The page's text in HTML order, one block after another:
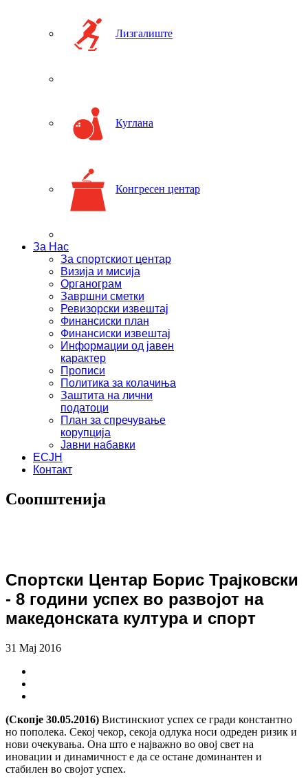
Лизгалиште
Куглана
Конгресен центар
За Нас
За спортскиот центар
Визија и мисија
Органограм
Завршни сметки
Ревизорски извештај
Финансиски план
Финансиски извештај
Информации од јавен
карактер
Прописи
Политика за колачиња
Заштита на лични
податоци
План за спречување
корупција
Јавни набавки
ЕСЈН
Контакт
Соопштенија
Спортски Центар Борис Трајковски
- 8 години успех во развојот на
македонската култура и спорт
31 Мај 2016
(Скопје 30.05.2016) Вистинскиот успех се гради константно
но пополека. Секој чекор, секоја одлука носи одреден ризик и
нови очекувања. Она што е најважно во овој свет на
иновации и динамичност е да се остане доминантен и
стабилен во својот успех.